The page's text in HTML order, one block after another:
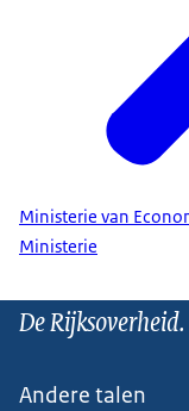
Ministerie van
Ministerie
De
Andere talen